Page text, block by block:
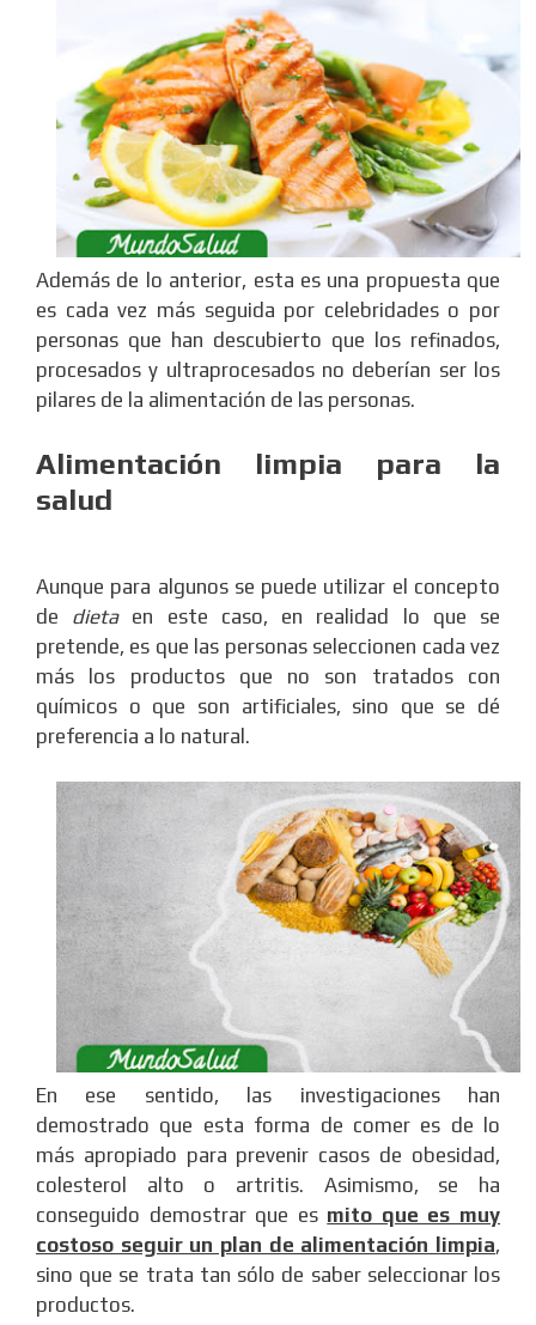
Además de lo anterior, esta es una propuesta que
es cada vez más seguida por celebridades o por
personas que han descubierto que los refinados,
procesados y ultraprocesados no deberían ser los
pilares de la alimentación de las personas.
Alimentación limpia para la
salud
Aunque para algunos se puede utilizar el concepto
de dietaen este caso, en realidad lo que se
pretende, es que las personas seleccionen cada vez
más los productos que no son tratados con
químicos o que son artificiales, sino que se dé
preferencia a lo natural.
En ese sentido, las investigaciones han
demostrado que esta forma de comer es de lo
más apropiado para prevenir casos de obesidad,
colesterol alto o artritis. Asimismo, se ha
conseguido demostrar que es mito que es muy
costoso seguir un plan de alimentación limpia,
sino que se trata tan sólo de saber seleccionar los
productos.